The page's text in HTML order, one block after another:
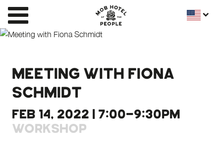
MEETING WITH FIONA
SCHMIDT
FEB 14, 2022 | 7:00-9:30PM
WORKSHOP